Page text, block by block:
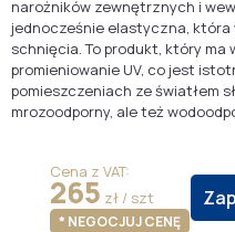
narożników zewnętrznych i
jednocześnie elastyczna, która
schnięcia. To produkt, który ma
promieniowanie UV, co jest
pomieszczeniach ze światłem
mrozoodporny, ale też
Cena z VAT:
265 zł / szt
* NEGOCJUJ CENĘ